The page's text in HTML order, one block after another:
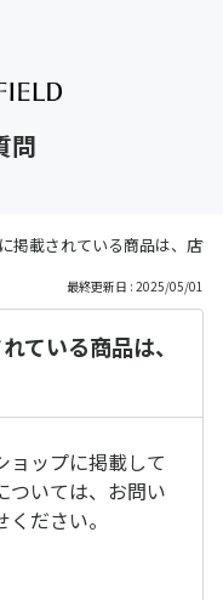
問
掲載されている商品は、店
最終更新日 : 2025/05/01
ている商品は、
ョップに掲載して
ついては、お問い
ださい。